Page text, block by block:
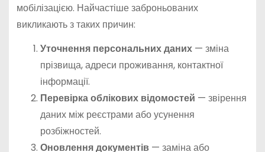
мобілізацією. Найчастіше заброньованих
викликають з таких причин:
Уточнення персональних даних— зміна
прізвища, адреси проживання, контактної
інформації.
Перевірка облікових відомостей — звірення
даних між реєстрами або усунення
розбіжностей.
Оновлення документів— заміна або